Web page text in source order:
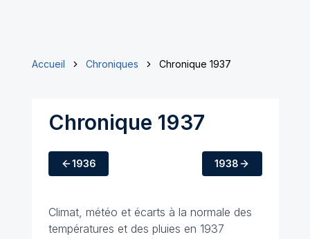
Accueil Chroniques Chronique 1937
Chronique 1937
1936 1938
Climat, météo et écarts à la normale des
températures et des pluies en 1937